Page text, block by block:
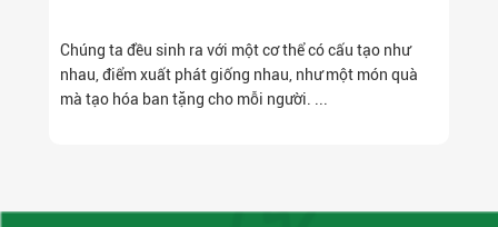
Chúng ta đều sinh ra với một cơ thể có cấu tạo như
nhau, điểm xuất phát giống nhau, như một món quà
mà tạo hóa ban tặng cho mỗi người. ...